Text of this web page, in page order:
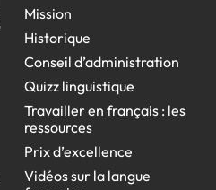
Mission
Historique
Conseil d’administration
Quizz linguistique
Travailler en français : les
ressources
Prix d’excellence
Vidéos sur la langue